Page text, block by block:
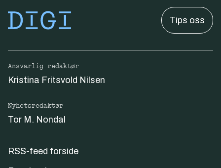
Tips oss
Ansvarlig redaktør
Kristina Fritsvold Nilsen
Nyhetsredaktør
Tor M. Nondal
RSS-feed forside